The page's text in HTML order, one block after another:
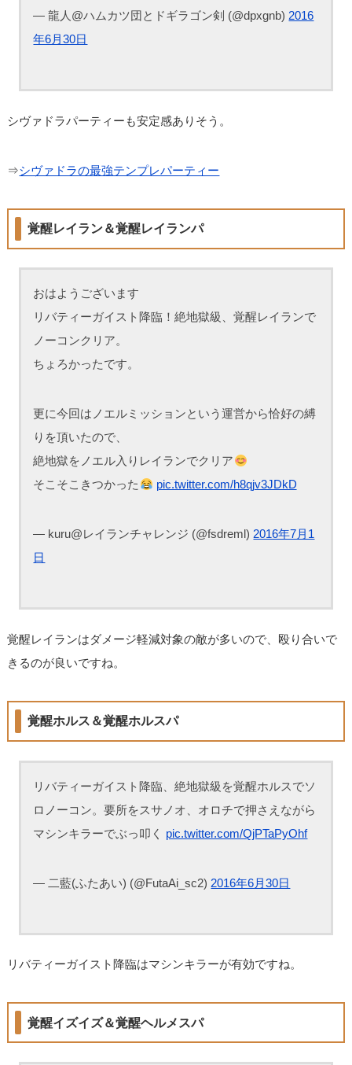
— 龍人@ハムカツ団とドギラゴン剣 (@dpxgnb) 2016
年6月30日
シヴァドラパーティーも安定感ありそう。
⇒シヴァドラの最強テンプレパーティー
覚醒レイラン＆覚醒レイランパ
おはようございます
リバティーガイスト降臨！絶地獄級、覚醒レイランで
ノーコンクリア。
ちょろかったです。
更に今回はノエルミッションという運営から恰好の縛
りを頂いたので、
絶地獄をノエル入りレイランでクリア
そこそこきつかった
pic.twitter.com/h8qjv3JDkD
— kuru@レイランチャレンジ (@fsdreml) 2016年7月1
日
覚醒レイランはダメージ軽減対象の敵が多いので、殴り合いで
きるのが良いですね。
覚醒ホルス＆覚醒ホルスパ
リバティーガイスト降臨、絶地獄級を覚醒ホルスでソ
ロノーコン。要所をスサノオ、オロチで押さえながら
マシンキラーでぶっ叩く pic.twitter.com/QjPTaPyOhf
— 二藍(ふたあい) (@FutaAi_sc2) 2016年6月30日
リバティーガイスト降臨はマシンキラーが有効ですね。
覚醒イズイズ＆覚醒ヘルメスパ